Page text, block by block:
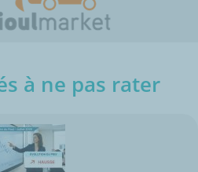
à ne pas rater